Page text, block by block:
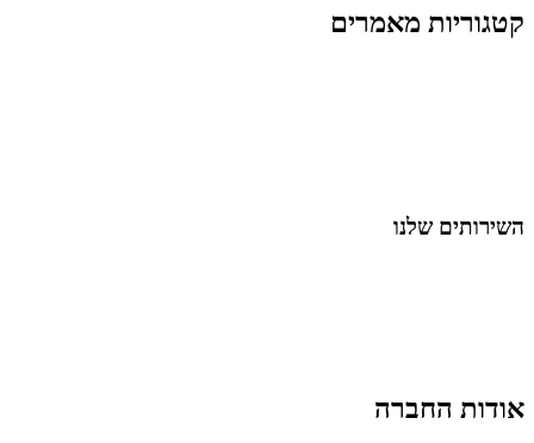
קטגוריות מאמרים
השירותים שלנו
אודות החברה